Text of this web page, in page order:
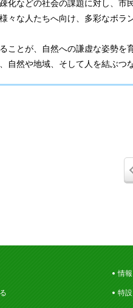
化などの社会の課題に対し、市
々な人たちへ向け、多彩なボラ
ことが、自然への謙虚な姿勢
自然や地域、そして人を結ぶつ
情
特